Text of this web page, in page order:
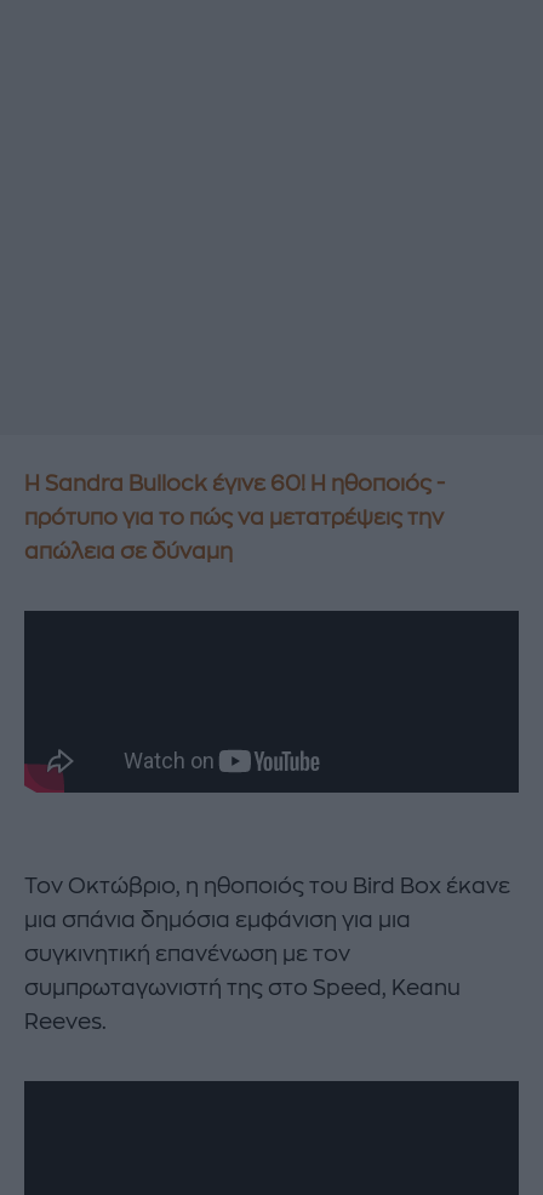
Η Sandra Bullock έγινε 60! H ηθοποιός -
πρότυπο για το πώς να μετατρέψεις την
απώλεια σε δύναμη
Τον Οκτώβριο, η ηθοποιός του Bird Box έκανε
μια σπάνια δημόσια εμφάνιση για μια
συγκινητική επανένωση με τον
συμπρωταγωνιστή της στο Speed, Keanu
Reeves.